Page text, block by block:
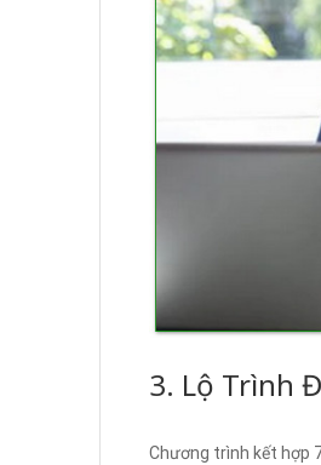
3. Lộ Trình
Chương trình kết hợp